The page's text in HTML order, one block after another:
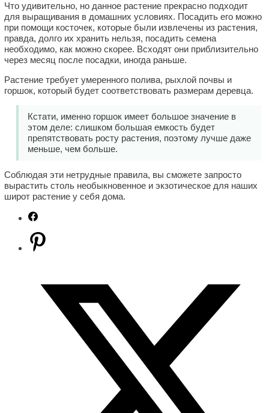
Что удивительно, но данное растение прекрасно подходит
для выращивания в домашних условиях. Посадить его можно
при помощи косточек, которые были извлечены из растения,
правда, долго их хранить нельзя, посадить семена
необходимо, как можно скорее. Всходят они приблизительно
через месяц после посадки, иногда раньше.
Растение требует умеренного полива, рыхлой почвы и
горшок, который будет соответствовать размерам деревца.
Кстати, именно горшок имеет большое значение в
этом деле: слишком большая емкость будет
препятствовать росту растения, поэтому лучше даже
меньше, чем больше.
Соблюдая эти нетрудные правила, вы сможете запросто
вырастить столь необыкновенное и экзотическое для наших
широт растение у себя дома.